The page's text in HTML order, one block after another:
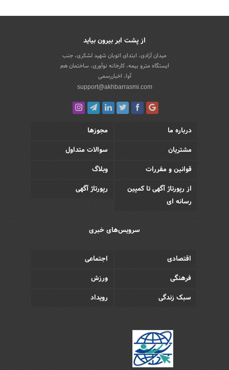
از پشت ابر بیرون بیاید
میدان آزادی، ابتدای اتوبان شهید لشکری، جنب
ایستگاه مترو بیمه، کارخانه نوآوری، ساختمان هم
آوا، اخباررسمی
support@akhbarrasmi.com
درباره ما
مجوزها
مشتریان
سوالات متداول
قوانین و مقررات
وبلاگ
از رپورتاژ آگهی تا کمپین
رسانه ای
رپورتاژ آگهی
سرویس‌های خبری
اقتصادی
اجتماعی
فرهنگی
ورزش
سبک زندگی
رویداد